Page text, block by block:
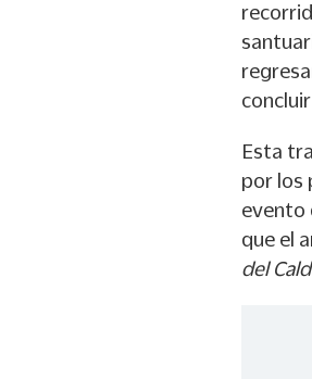
Esta
por los
evento
que el
del